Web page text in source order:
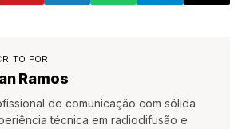
POR
Ramos
de comunicação com sólida
técnica em radiodifusão e